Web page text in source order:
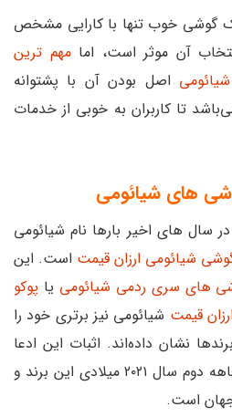
گوشی خوب تنها با کارایی مشخص
آن موثر است، امامهم ترین
اصل بودن آن با پشتوانه
تا کاربران به خوبی از خدمات
های شیائومی
سال های اخیر بارها نام شیائومی
شیائومی ارزان قیمت است. این
های سری ردمی شیائومی یا پوکو
قیمت شیائومی نیز برتری خود را
نشان داده‌اند. اثبات این ادعا
گزارشی از فروش بالای سه ماهه دوم سال ۲۰۲۱ میلادی این برند و
است.